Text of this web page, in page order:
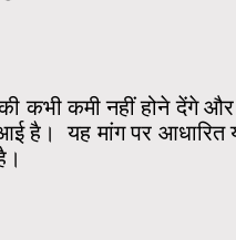
कभी कमी नहीं होने देंगे
है। यह मांग पर